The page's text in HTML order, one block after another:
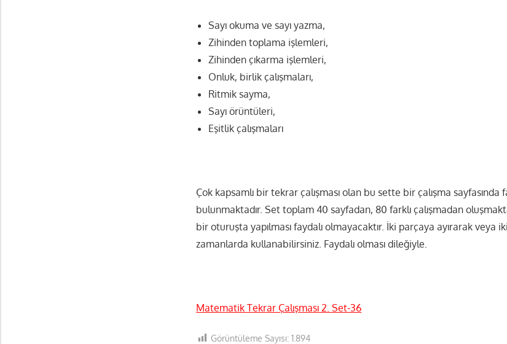
Sayı okuma ve sayı yazma,
Zihinden toplama işlemleri,
Zihinden çıkarma işlemleri,
Onluk, birlik çalışmaları,
Ritmik sayma,
Sayı örüntüleri,
Eşitlik çalışmaları
Çok kapsamlı bir tekrar çalışması olan bu sette bir çalışma sayfasında
bulunmaktadır. Set toplam 40 sayfadan, 80 farklı çalışmadan
bir oturuşta yapılması faydalı olmayacaktır. İki parçaya ayırarak veya
zamanlarda kullanabilirsiniz. Faydalı olması dileğiyle.
Matematik Tekrar Çalışması 2. Set-36
Görüntüleme Sayısı: 1.894